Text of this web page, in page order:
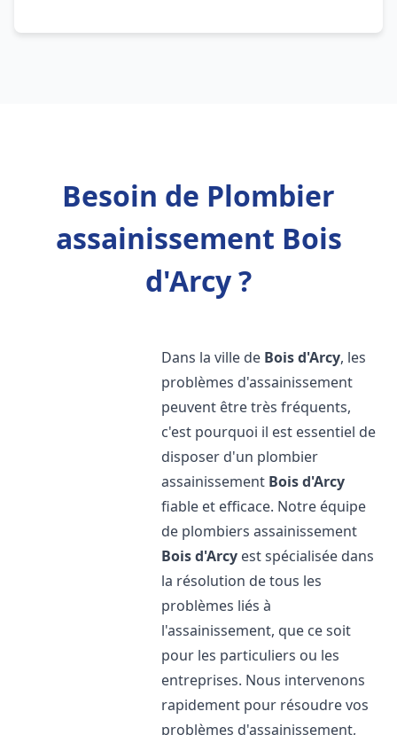
Besoin de Plombier
assainissement Bois
d'Arcy ?
Dans la ville de Bois d'Arcy, les
problèmes d'assainissement
peuvent être très fréquents,
c'est pourquoi il est essentiel de
disposer d'un plombier
assainissement Bois d'Arcy
fiable et efficace. Notre équipe
de plombiers assainissement
Bois d'Arcy est spécialisée dans
la résolution de tous les
problèmes liés à
l'assainissement, que ce soit
pour les particuliers ou les
entreprises. Nous intervenons
rapidement pour résoudre vos
problèmes d'assainissement,